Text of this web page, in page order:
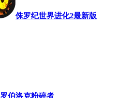
侏罗纪世界进化2最新版
罗伯洛克粉碎者